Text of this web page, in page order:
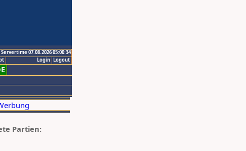
Servertime 07.08.2026 05:00:34
Logout
Login
Partien: